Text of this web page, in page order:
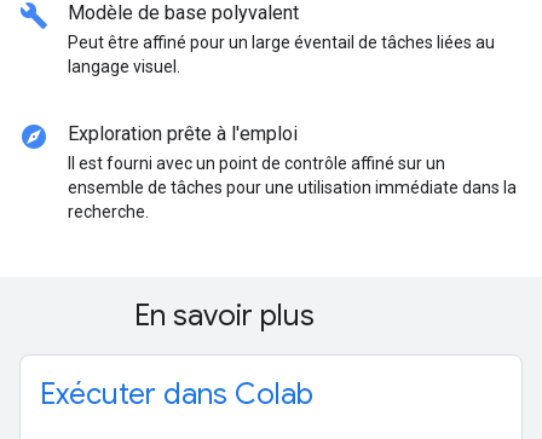
build Modèle de base polyvalent
Peut être affiné pour un large éventail de tâches liées au
langage visuel.
explore Exploration prête à l'emploi
Il est fourni avec un point de contrôle affiné sur un
ensemble de tâches pour une utilisation immédiate dans la
recherche.
En savoir plus
Exécuter dans Colab